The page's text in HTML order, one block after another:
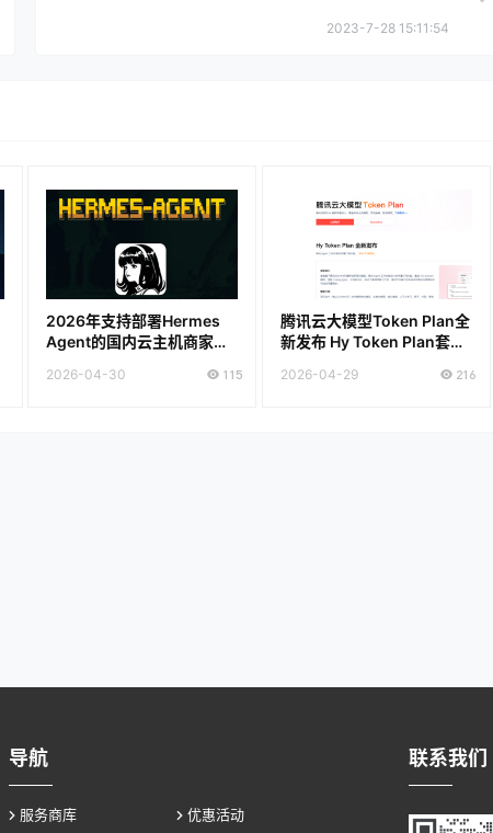
2023-7-28 15:11:54
2026年支持部署Hermes
Agent的国内云主机商家推
2026-04-30 115
腾讯云大模型Token Plan全
新发布 Hy Token Plan套餐
仅需39元
2026-04-29 216
导航
服务商库 优惠活动
联系我们